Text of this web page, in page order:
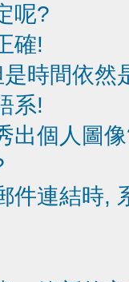
呢?
確!
時間依然
系!
出個人圖
件連結時,